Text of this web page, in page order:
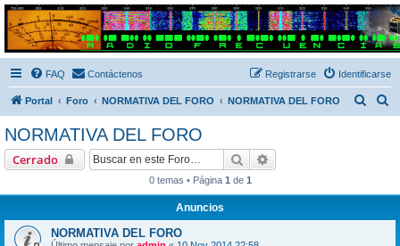
Radio Frecuencias
Foro de Radio Frecuencias
FAQ Contáctenos Identificarse
Registrarse
Portal Foro NORMATIVA DEL FORO NORMATIVA DEL FORO
NORMATIVA DEL FORO
Cerrado Buscar
0 temas • Página 1 de 1
Anuncios
NORMATIVA DEL FORO